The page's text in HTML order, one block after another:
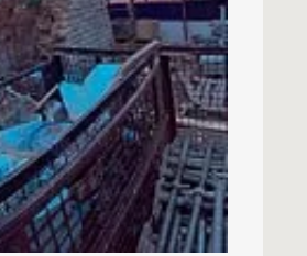
Dokumentation
Historisch Industrie
Stadtleben